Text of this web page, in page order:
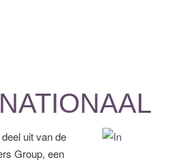
uit van de
Group, een